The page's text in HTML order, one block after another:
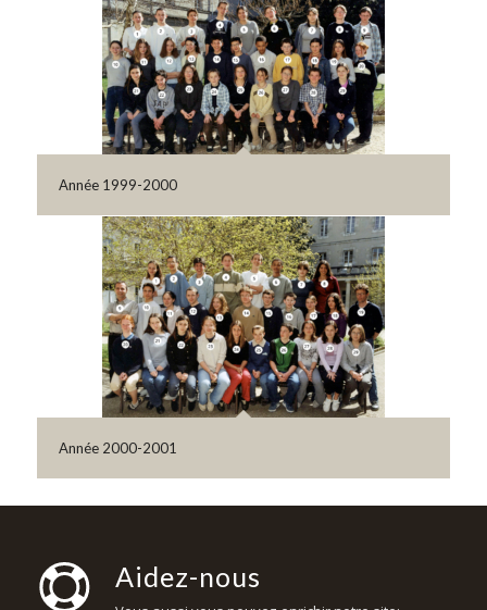
Année 1999-2000
Année 2000-2001
Aidez-nous